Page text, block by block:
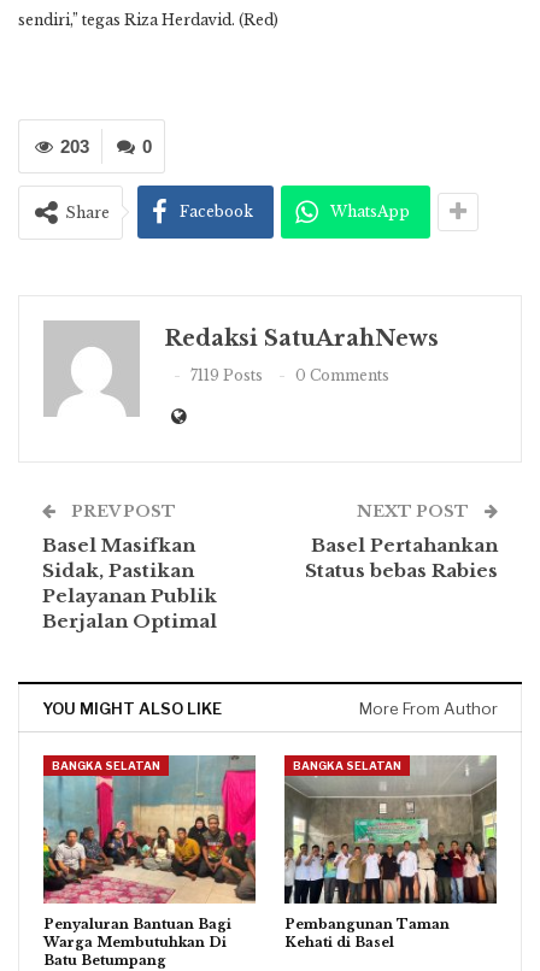
sendiri,” tegas Riza Herdavid. (Red)
0
203
Share Facebook WhatsApp
Redaksi SatuArahNews
7119 Posts 0 Comments
PREV POST
Basel Masifkan
Sidak, Pastikan
Pelayanan Publik
Berjalan Optimal
NEXT POST
Basel Pertahankan
Status bebas Rabies
YOU MIGHT ALSO LIKE More From Author
BANGKA SELATAN
Penyaluran Bantuan Bagi
Warga Membutuhkan Di
Batu Betumpang
BANGKA SELATAN
Pembangunan Taman
Kehati di Basel